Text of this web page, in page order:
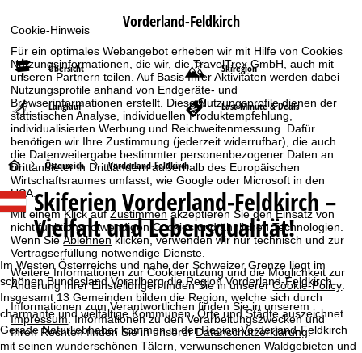
Cookie-Hinweis
Für ein optimales Webangebot erheben wir mit Hilfe von Cookies
Nutzungsinformationen, die wir, die TravelTrex GmbH, auch mit
unseren Partnern teilen. Auf Basis Ihrer Aktivitäten werden dabei
Nutzungsprofile anhand von Endgeräte- und
Browserinformationen erstellt. Diese Nutzungsprofile dienen der
statistischen Analyse, individuellen Produktempfehlung,
individualisierten Werbung und Reichweitenmessung. Dafür
benötigen wir Ihre Zustimmung (jederzeit widerrufbar), die auch
die Datenweitergabe bestimmter personenbezogener Daten an
Drittanbieter in Drittländern außerhalb des Europäischen
Wirtschaftsraumes umfasst, wie Google oder Microsoft in den
USA.
Mit einem Klick aufZustimmenakzeptieren Sie den Einsatz von
nicht funktionsnotwendigen Cookies und ähnlichen Technologien.
Wenn SieAblehnenklicken, verwenden wir nur technisch und zur
Vertragserfüllung notwendige Dienste.
Weitere Informationen zur Cookienutzung und die Möglichkeit zur
Änderung Ihrer Einstellungen finden Sie in unsererCookie-Policy
Informationen zum Verantwortlichen finden Sie in unserem
Impressum. Informationen zu den Verarbeitungszwecken und
Ihren Rechten finden Sie in unsererDatenschutzerklärung.
Vorderland-Feldkirch
Übersicht Skiregion
Langlauf Last-Minute & Deals
S
t
a
r
t
s
Österreich Vorderland-Feldkirch
Skiferien Vorderland-Feldkirch –
Vielfalt und Lebensqualität!
Im Westen Österreichs und nahe der Schweizer Grenze liegt im
schönen Bundesland Vorarlberg die Region Vorderland-Feldkirch.
Insgesamt 13 Gemeinden bilden die Region, welche sich durch
charmante und vielfältige Kommunen, Orte und Städte auszeichnet.
Gerade Naturliebhaber kommen in der Region Vorderland-Feldkirch
mit seinen wunderschönen Tälern, verwunschenen Waldgebieten und